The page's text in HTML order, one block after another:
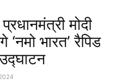
मोदी
भारत’ रैपिड